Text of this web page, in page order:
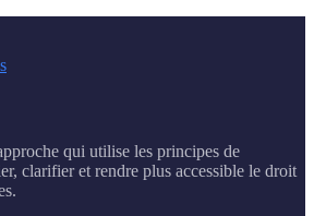
qui utilise les principes de
clarifier et rendre plus accessible le droit